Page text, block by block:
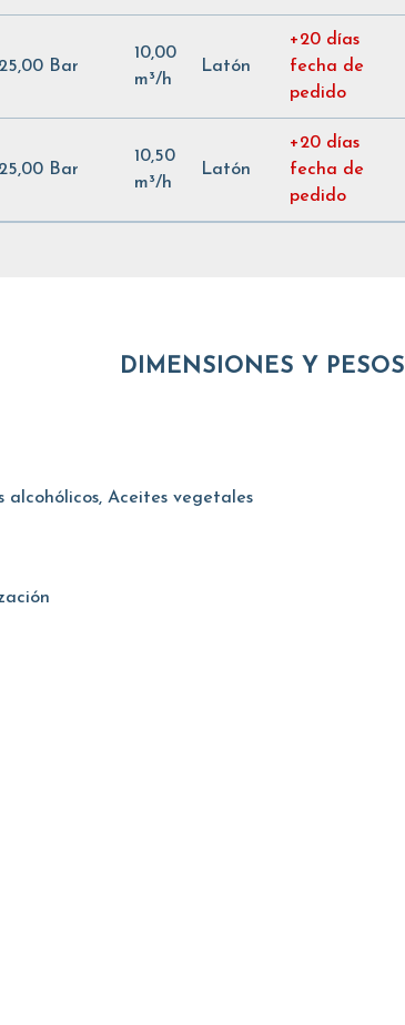
25,00 Bar
10,00
m³/h
Latón
+20 días
fecha de
pedido
25,00 Bar
10,50
m³/h
Latón
+20 días
fecha de
pedido
DIMENSIONES Y PESOS
alcohólicos, Aceites vegetales